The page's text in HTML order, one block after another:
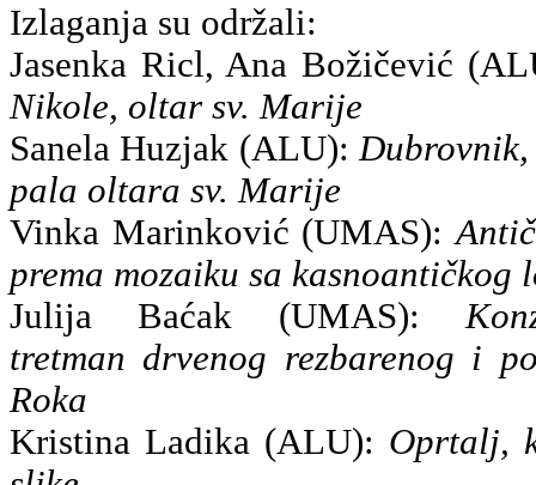
Izlaganja su održali:
Jasenka Ricl, Ana Božičević
Nikole, oltar sv. Marije
Sanela Huzjak (ALU):
pala oltara sv. Marije
Vinka Marinković (UMAS):
prema mozaiku sa
Julija Baćak (UMAS):
tretman drvenog rezbarenog i
Roka
Kristina Ladika (ALU): Oprtalj,